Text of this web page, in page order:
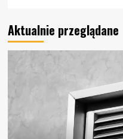
Aktualnie przeglądane